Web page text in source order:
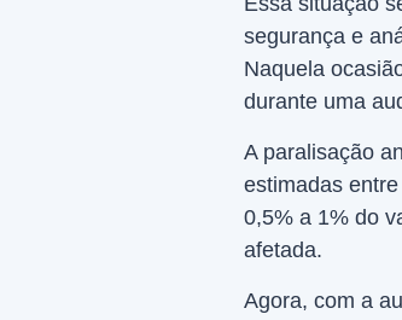
segurança e
Naquela
durante uma
A paralisação
estimadas
0,5% a 1% do
afetada.
Agora, com a